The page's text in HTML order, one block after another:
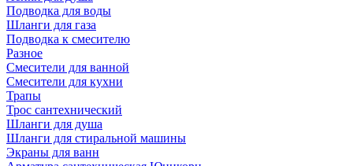
Подводка для воды
Шланги для газа
Подводка к смесителю
Разное
Смесители для ванной
Смесители для кухни
Трапы
Трос сантехнический
Шланги для душа
Шланги для стиральной машины
Экраны для ванн